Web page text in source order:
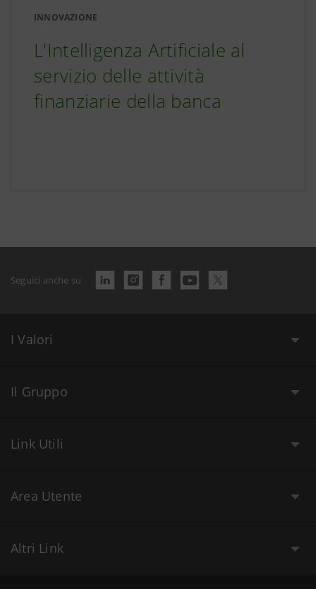
INNOVAZIONE
L'Intelligenza Artificiale al
servizio delle attività
finanziarie della banca
Seguici anche su
I Valori
Il Gruppo
Link Utili
Area Utente
Altri Link